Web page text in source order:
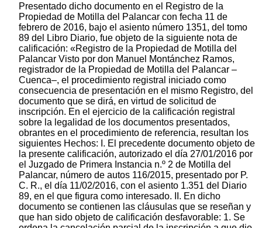
Presentado dicho documento en el Registro de la
Propiedad de Motilla del Palancar con fecha 11 de
febrero de 2016, bajo el asiento número 1351, del tomo
89 del Libro Diario, fue objeto de la siguiente nota de
calificación: «Registro de la Propiedad de Motilla del
Palancar Visto por don Manuel Montánchez Ramos,
registrador de la Propiedad de Motilla del Palancar –
Cuenca–, el procedimiento registral iniciado como
consecuencia de presentación en el mismo Registro, del
documento que se dirá, en virtud de solicitud de
inscripción. En el ejercicio de la calificación registral
sobre la legalidad de los documentos presentados,
obrantes en el procedimiento de referencia, resultan los
siguientes Hechos: I. El precedente documento objeto de
la presente calificación, autorizado el día 27/01/2016 por
el Juzgado de Primera Instancia n.º 2 de Motilla del
Palancar, número de autos 116/2015, presentado por P.
C. R., el día 11/02/2016, con el asiento 1.351 del Diario
89, en el que figura como interesado. II. En dicho
documento se contienen las cláusulas que se reseñan y
que han sido objeto de calificación desfavorable: 1. Se